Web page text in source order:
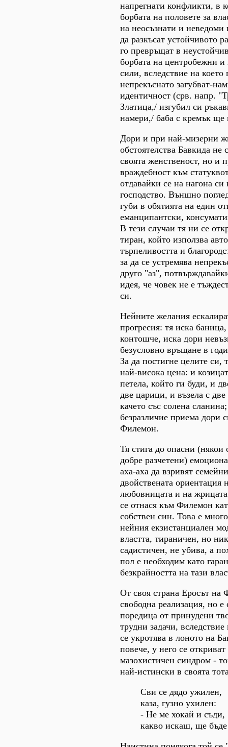
напрегнати конфликти, в
борбата на половете за
на неосъзнати и
да разкъсат устойчивото
го превръщат в
борбата на центробежни и
сили, вследствие на което
непрекъснато загубват-
идентичност (срв. напр.
Златица,/ изгубил си
намери,/ баба с кремък ще
Дори и при най-мизерни
обстоятелства Бавкида не
своята женственост, но и
враждебност към
отдавайки се на нагона
господство. Външно
губи в обятията на един
еманципантски,
В тези случаи тя ни се
тиран, който използва
търпеливостта и
за да се устремява
друго "аз",
идея, че човек не е
си.
Нейните желания
прогресия: тя иска
контошче, иска дори
безусловно връщане в
За да постигне целите си,
най-висока цена: и
петела, който ги буди, и
две царици, и възела с
качето със солена
безразличие приема дори
Филемон.
Тя стига до опасни (някои
добре разчетени)
аха-аха да взривят
двойствената ориентация
любовницата и на
се отнася към Филемон
собствен син. Това е
нейния екзистанциален
властта, тираничен, но
садистичен, не убива, а
пол е необходим като
безкрайността на тази
От своя страна Еросът
свободна реализация, но
поредица от принудени
трудни задачи,
се укротява в лоното на
повече, у него се
мазохистичен синдром -
най-истински в своята
Сви се дядо ужилен,
каза, гузно ухилен:
- Не ме хокай и съди,
какво искаш, ще